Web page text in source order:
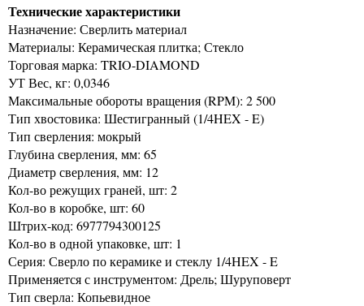
Технические характеристики
Назначение: Сверлить материал
Материалы: Керамическая плитка; Стекло
Торговая марка: TRIO-DIAMOND
УТ Вес, кг: 0,0346
Максимальные обороты вращения (RPM): 2 500
Тип хвостовика: Шестигранный (1/4HEX - E)
Тип сверления: мокрый
Глубина сверления, мм: 65
Диаметр сверления, мм: 12
Кол-во режущих граней, шт: 2
Кол-во в коробке, шт: 60
Штрих-код: 6977794300125
Кол-во в одной упаковке, шт: 1
Серия: Сверло по керамике и стеклу 1/4HEX - E
Применяется с инструментом: Дрель; Шуруповерт
Тип сверла: Копьевидное